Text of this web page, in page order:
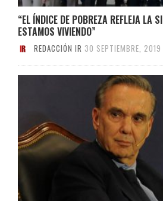
“EL ÍNDICE DE POBREZA REFLEJA LA
ESTAMOS VIVIENDO”
REDACCIÓN IR 30 SEPTIEMBRE, 2019